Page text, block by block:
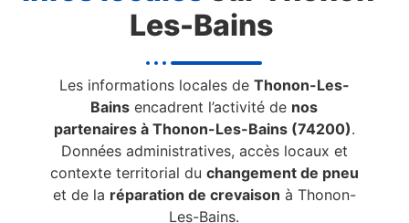
Les-Bains
Les informations locales de Thonon-Les-
Bains encadrent l’activité de nos
partenaires à Thonon-Les-Bains (74200).
Données administratives, accès locaux et
contexte territorial du changement de pneu
et de la réparation de crevaison à Thonon-
Les-Bains.